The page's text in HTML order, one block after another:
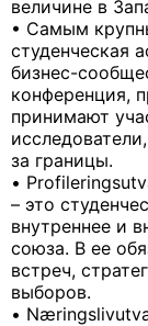
величине в
• Самым
студенческая
бизнес-
конференция,
принимают
за границы.
•
– это
внутреннее и
союза. В ее
встреч,
выборов.
•